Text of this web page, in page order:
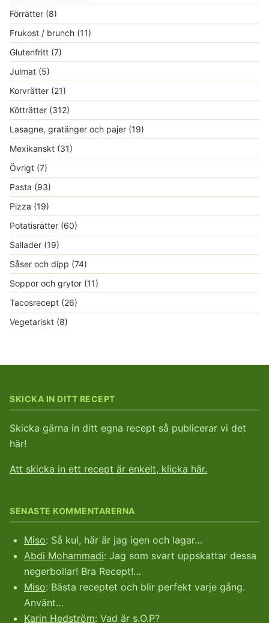
Förrätter (8)
Frukost / brunch (11)
Glutenfritt (7)
Julmat (5)
Korvrätter (21)
Kötträtter (312)
Lasagne, gratänger och pajer (19)
Mexikanskt (31)
Övrigt (7)
Pasta (93)
Pizza (19)
Potatisrätter (60)
Sallader (19)
Såser och dipp (74)
Soppor och grytor (11)
Tacosrecept (26)
Vegetariskt (8)
SKICKA IN DITT RECEPT
Skicka gärna in ditt egna recept så publicerar vi det
här!
Att skicka in ett recept är enkelt, klicka här.
SENASTE KOMMENTARERNA
Miso: Så kul, här är jag igen och lagar…
Abdi Mohammadi: Jag som svart uppskattar dessa
negerbollar! Bra Recept!…
Miso: Bästa receptet och blir perfekt varje gång.
Använt…
Karin Hedström: Vad är s.O.P?